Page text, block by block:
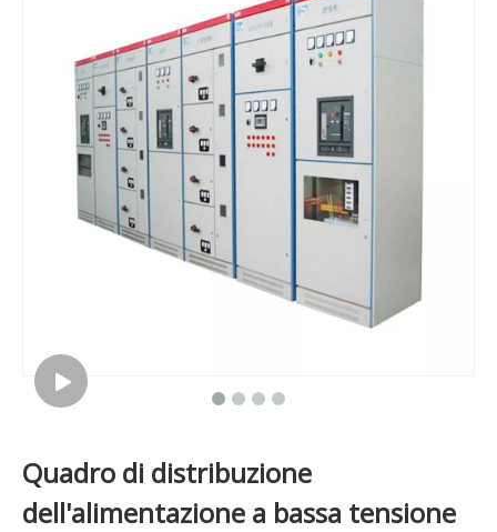
Quadro di distribuzione
dell'alimentazione a bassa tensione